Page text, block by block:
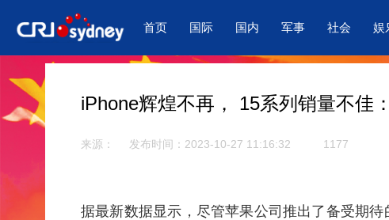
首页 国际 国内 军事 社会 娱
iPhone辉煌不再， 15系列销量不佳
来源： 发布时间：2023-10-27 11:16:32 1177
据最新数据显示，尽管苹果公司推出了备受期待